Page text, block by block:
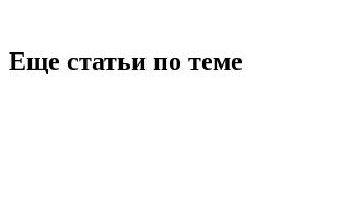
Еще статьи по теме